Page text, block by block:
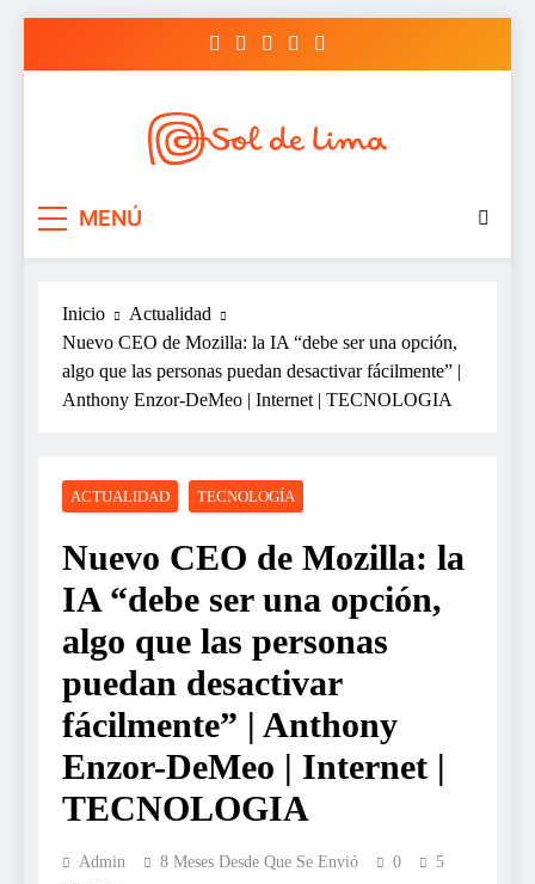
MENÚ
Inicio
Actualidad
Nuevo CEO de Mozilla: la IA “debe ser una opción,
algo que las personas puedan desactivar fácilmente” |
Anthony Enzor-DeMeo | Internet | TECNOLOGIA
ACTUALIDAD TECNOLOGÍA
Nuevo CEO de Mozilla: la
IA “debe ser una opción,
algo que las personas
puedan desactivar
fácilmente” | Anthony
Enzor-DeMeo | Internet |
TECNOLOGIA
Admin 8 Meses Desde Que Se Envió 0
5